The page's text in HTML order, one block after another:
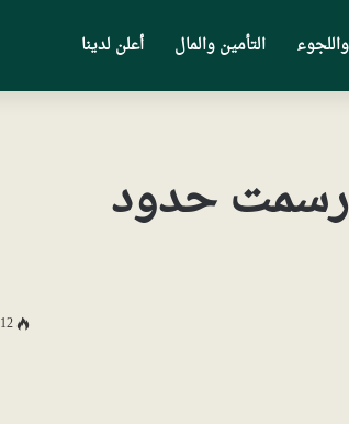
التأمين والمال أعلن لدينا
رسمت حدود
12